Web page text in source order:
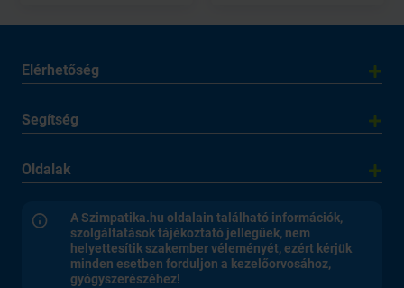
Elérhetőség
Segítség
Oldalak
A Szimpatika.hu oldalain található információk,
szolgáltatások tájékoztató jellegűek, nem
helyettesítik szakember véleményét, ezért kérjük
minden esetben forduljon a kezelőorvosához,
gyógyszerészéhez!